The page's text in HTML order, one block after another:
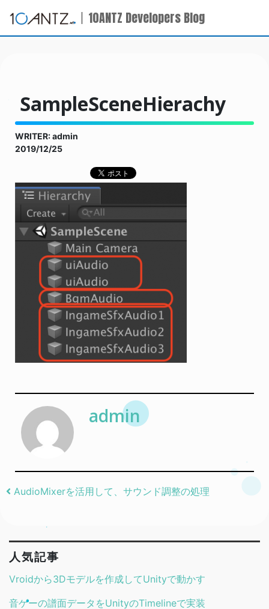
10ANTZ Developers Blog
SampleSceneHierachy
WRITER: admin
2019/12/25
admin
Post navigation
AudioMixerを活用して、サウンド調整の処理
人気記事
Vroidから3Dモデルを作成してUnityで動かす
音ゲーの譜面データをUnityのTimelineで実装